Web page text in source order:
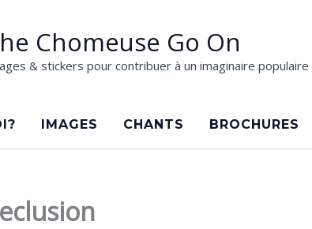
Chomeuse Go On
& stickers pour contribuer à un imaginaire
IMAGES CHANTS BROCHURES